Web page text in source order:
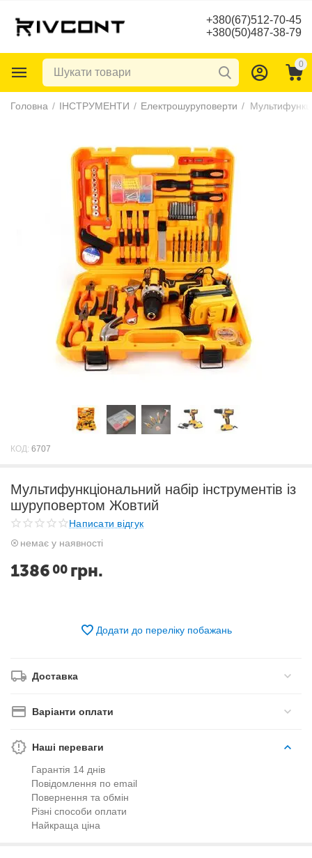
+380(67)512-70-45
+380(50)487-38-79
0
Головна / ІНСТРУМЕНТИ / Електрошуруповерти /
КОД: 6707
Мультифункціональний набір інструментів із
шуруповертом Жовтий
Написати відгук
немає у наявності
1386 00 грн.
Додати до переліку побажань
Доставка
Варіанти оплати
Наші переваги
Гарантія 14 днів
Повідомлення по email
Повернення та обмін
Різні способи оплати
Найкраща ціна